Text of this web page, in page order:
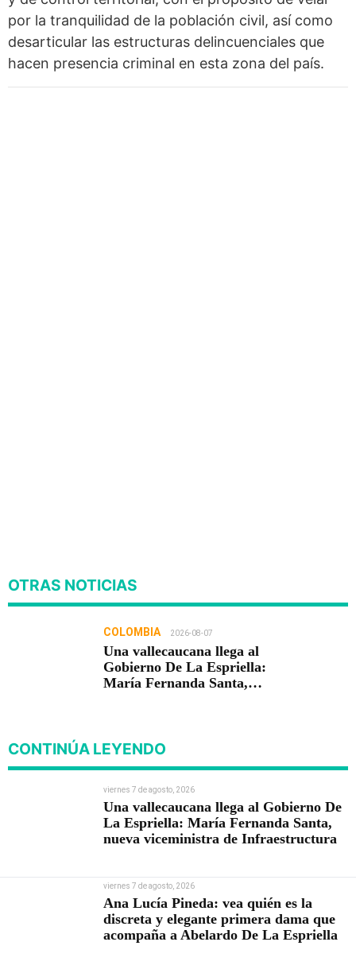
por la tranquilidad de la población civil, así como
desarticular las estructuras delincuenciales que
hacen presencia criminal en esta zona del país.
OTRAS NOTICIAS
COLOMBIA 2026-08-07
Una vallecaucana llega al
Gobierno De La Espriella:
María Fernanda Santa,
CONTINÚA LEYENDO
viernes 7 de agosto, 2026
Una vallecaucana llega al Gobierno De
La Espriella: María Fernanda Santa,
nueva viceministra de Infraestructura
viernes 7 de agosto, 2026
Ana Lucía Pineda: vea quién es la
discreta y elegante primera dama que
acompaña a Abelardo De La Espriella